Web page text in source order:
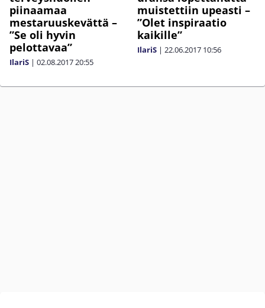
piinaamaa
mestaruuskevättä –
”Se oli hyvin
pelottavaa”
IlariS | 02.08.201720:55
muistettiin upeasti –
”Olet inspiraatio
kaikille”
IlariS | 22.06.2017 10:56